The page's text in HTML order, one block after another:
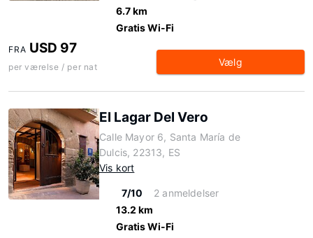
6.7 km
Gratis Wi-Fi
FRA USD 97
per værelse / per nat Vælg
El Lagar Del Vero
Calle Mayor 6, Santa María de
Dulcis, 22313, ES
Vis kort
7/10
2 anmeldelser
13.2 km
Gratis Wi-Fi